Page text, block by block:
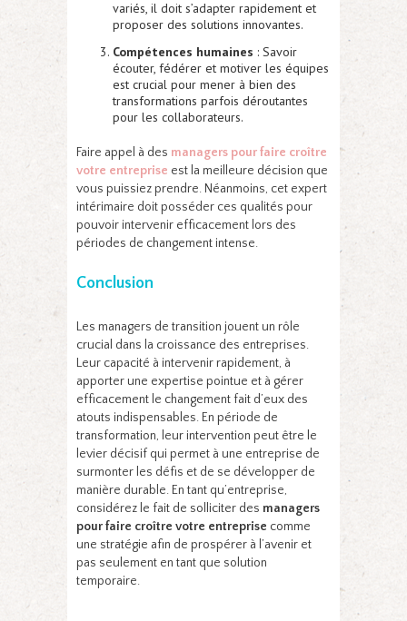
variés, il doit s’adapter rapidement et
proposer des solutions innovantes.
Compétences humaines : Savoir
écouter, fédérer et motiver les équipes
est crucial pour mener à bien des
transformations parfois déroutantes
pour les collaborateurs.
Faire appel à des managers pour faire croître
votre entreprise est la meilleure décision que
vous puissiez prendre. Néanmoins, cet expert
intérimaire doit posséder ces qualités pour
pouvoir intervenir efficacement lors des
périodes de changement intense.
Conclusion
Les managers de transition jouent un rôle
crucial dans la croissance des entreprises.
Leur capacité à intervenir rapidement, à
apporter une expertise pointue et à gérer
efficacement le changement fait d’eux des
atouts indispensables. En période de
transformation, leur intervention peut être le
levier décisif qui permet à une entreprise de
surmonter les défis et de se développer de
manière durable. En tant qu’entreprise,
considérez le fait de solliciter des managers
pour faire croître votre entreprise comme
une stratégie afin de prospérer à l’avenir et
pas seulement en tant que solution
temporaire.